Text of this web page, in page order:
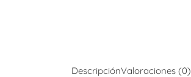
DescripciónValoraciones (0)